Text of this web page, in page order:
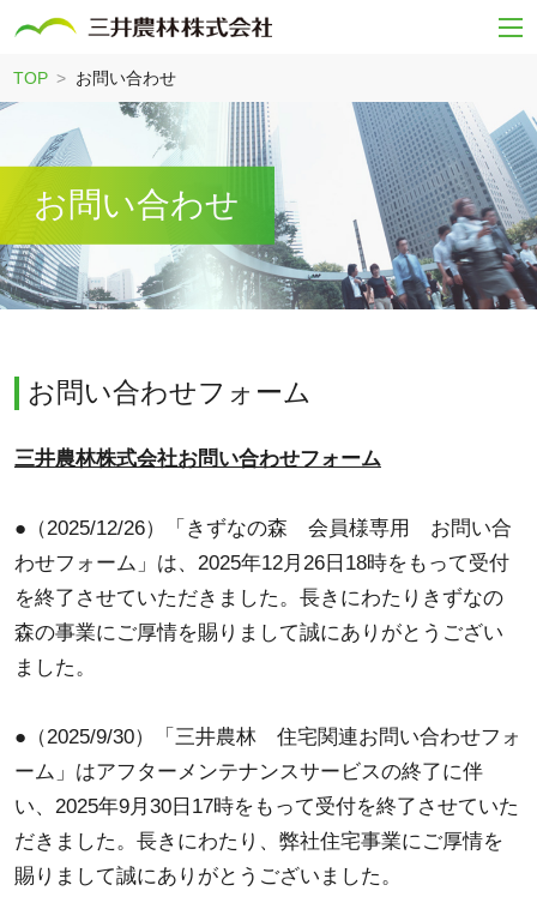
TOP お問い合わせ
お問い合わせ
お問い合わせフォーム
三井農林株式会社お問い合わせフォーム
●（2025/12/26）「きずなの森 会員様専用 お問い合
わせフォーム」は、2025年12月26日18時をもって受付
を終了させていただきました。長きにわたりきずなの
森の事業にご厚情を賜りまして誠にありがとうござい
ました。
●（2025/9/30）「三井農林 住宅関連お問い合わせフォ
ーム」はアフターメンテナンスサービスの終了に伴
い、2025年9月30日17時をもって受付を終了させていた
だきました。長きにわたり、弊社住宅事業にご厚情を
賜りまして誠にありがとうございました。